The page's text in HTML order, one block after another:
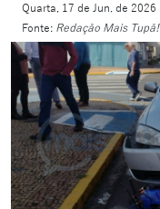
Quarta, 17 de Jun. de 2026
Fonte: Redação Mais Tupã!